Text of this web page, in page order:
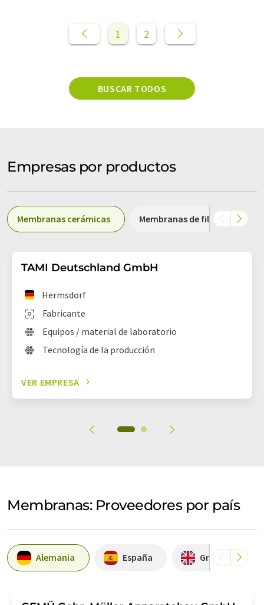
1 2
BUSCAR TODOS
Empresas por productos
Membranas cerámicas Membranas de filtración
TAMI Deutschland GmbH
Fabricante
Hermsdorf
Equipos / material de laboratorio
Tecnología de la producción
VER EMPRESA
Membranas: Proveedores por país
Alemania España Gran Bretaña